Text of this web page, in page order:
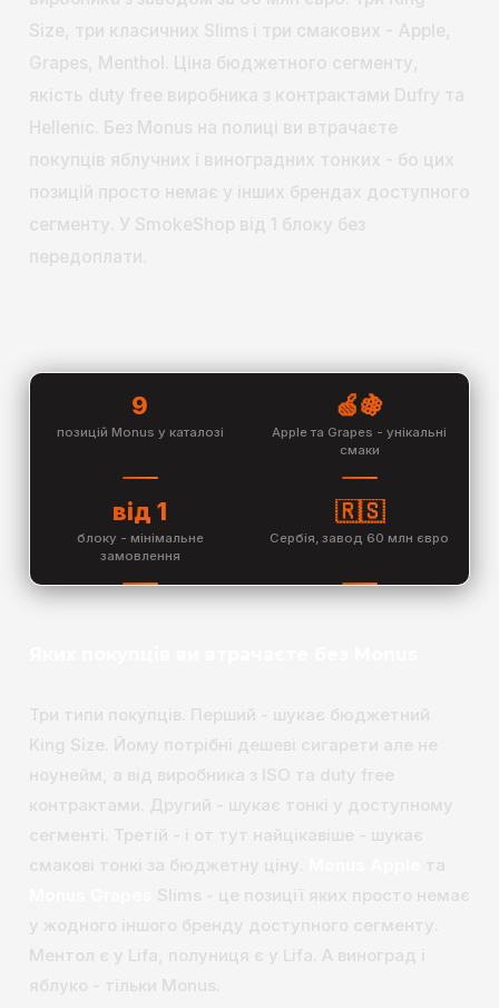
Size, три класичних Slims і три смакових - Apple,
Grapes, Menthol. Ціна бюджетного сегменту,
якість duty free виробника з контрактами Dufry та
Hellenic. Без Monus на полиці ви втрачаєте
покупців яблучних і виноградних тонких - бо цих
позицій просто немає у інших брендах доступного
сегменту. У SmokeShop від 1 блоку без
передоплати.
9
позицій Monus у каталозі
🍏🍇
Apple та Grapes - унікальні
смаки
від 1
блоку - мінімальне
замовлення
🇷🇸
Сербія, завод 60 млн євро
Три типи покупців. Перший - шукає бюджетний
King Size. Йому потрібні дешеві сигарети але не
ноунейм, а від виробника з ISO та duty free
контрактами. Другий - шукає тонкі у доступному
сегменті. Третій - і от тут найцікавіше - шукає
смакові тонкі за бюджетну ціну.
та
Slims - це позиції яких просто немає
у жодного іншого бренду доступного сегменту.
Ментол є у Lifa, полуниця є у Lifa. А виноград і
яблуко - тільки Monus.